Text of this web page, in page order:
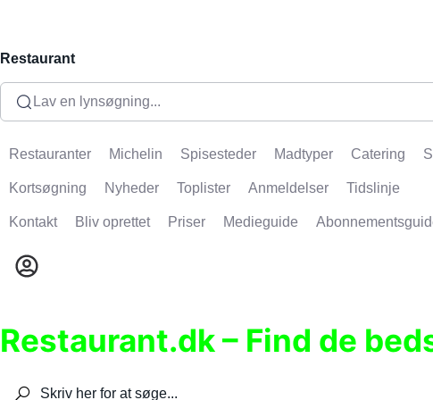
Restaurant
Lav en lynsøgning...
Restauranter Michelin Spisesteder Madtyper Catering
Kortsøgning Nyheder Toplister Anmeldelser Tidslinje
Kontakt Bliv oprettet Priser Medieguide
Restaurant.dk – Find de